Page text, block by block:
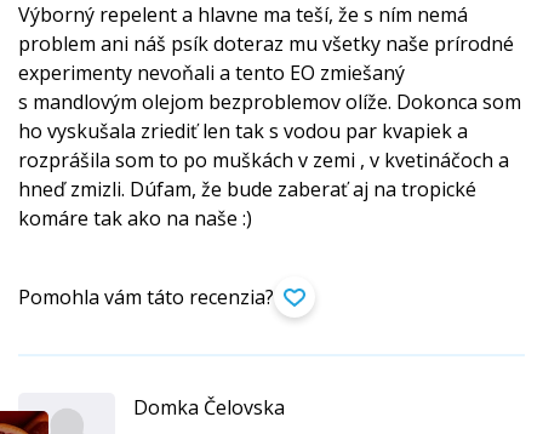
Výborný repelent a hlavne ma teší, že s ním nemá
problem ani náš psík doteraz mu všetky naše prírodné
experimenty nevoňali a tento EO zmiešaný
s mandlovým olejom bezproblemov olíže. Dokonca som
ho vyskušala zriediť len tak s vodou par kvapiek a
rozprášila som to po muškách v zemi , v kvetináčoch a
hneď zmizli. Dúfam, že bude zaberať aj na tropické
komáre tak ako na naše :)
Pomohla vám táto recenzia?
Domka Čelovska